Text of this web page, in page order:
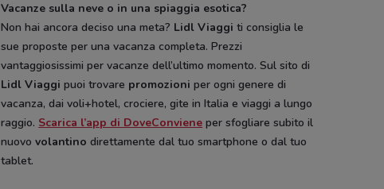
Vacanze sulla neve o in una spiaggia esotica?
Non hai ancora deciso una meta? Lidl Viaggi ti consiglia le
sue proposte per una vacanza completa. Prezzi
vantaggiosissimi per vacanze dell’ultimo momento. Sul sito di
Lidl Viaggi puoi trovare promozioni per ogni genere di
vacanza, dai voli+hotel, crociere, gite in Italia e viaggi a lungo
raggio. Scarica l’app di DoveConviene per sfogliare subito il
nuovovolantino direttamente dal tuo smartphone o dal tuo
tablet.